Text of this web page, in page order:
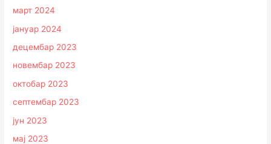
март 2024
јануар 2024
децембар 2023
новембар 2023
октобар 2023
септембар 2023
јун 2023
мај 2023